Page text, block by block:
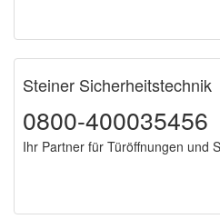
Steiner Sicherheitstechnik
0800-400035456
Ihr Partner für Türöffnungen und